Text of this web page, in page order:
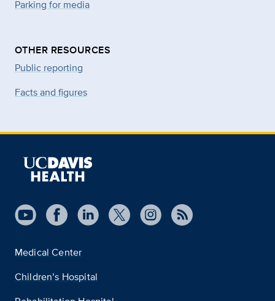
Parking for media
OTHER RESOURCES
Public reporting
Facts and figures
Medical Center
Children’s Hospital